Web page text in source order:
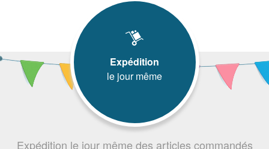
Expédition
le jour même
Expédition le jour même des articles commandés